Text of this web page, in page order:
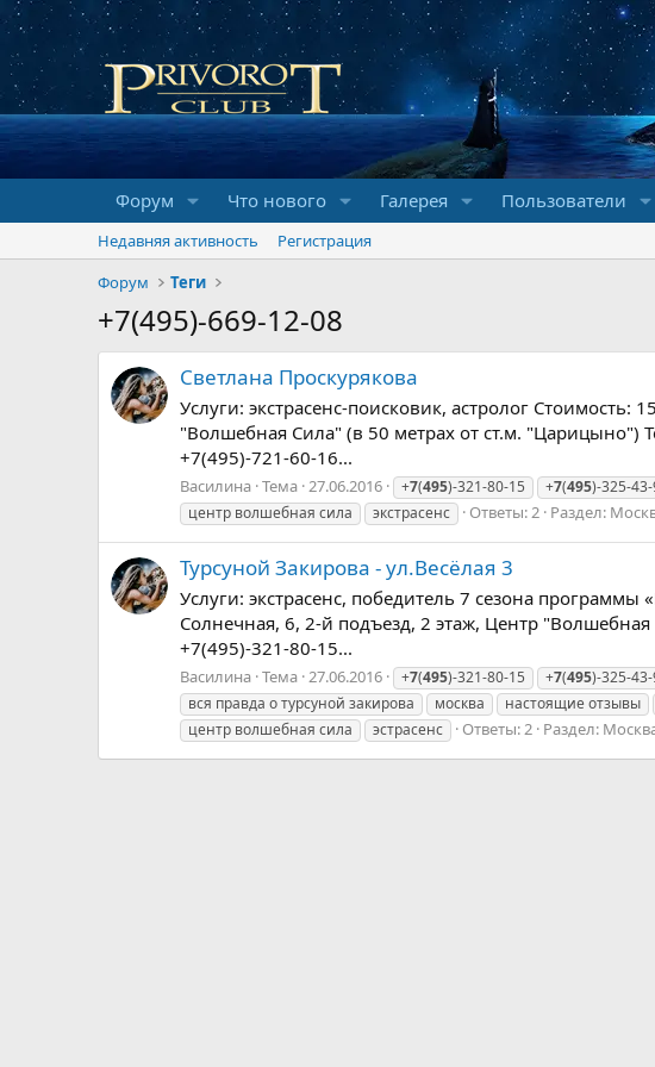
Форум Что нового Галерея Пользователи
Недавняя активность
Регистрация
Форум
Теги
+7(495)-669-12-08
Светлана Проскурякова
Услуги: экстрасенс-поисковик, астролог
"Волшебная Сила" (в 50 метрах от ст.м. "Царицыно")
+7(495)-721-60-16...
Василина Тема 27.06.2016 +7(495)-321-80-15 +7(495)-325-
центр волшебная сила
экстрасенс Ответы: 2 Раздел:
Турсуной Закирова - ул.Весёлая 3
Услуги: экстрасенс, победитель 7 сезона программы
Солнечная, 6, 2-й подъезд, 2 этаж, Центр
+7(495)-321-80-15...
Василина Тема 27.06.2016 +7(495)-321-80-15 +7(495)-325-
вся правда о турсуной закирова
москва настоящие отзывы
центр волшебная сила
эстрасенс Ответы: 2 Раздел: